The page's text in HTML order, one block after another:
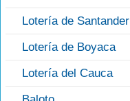
Lotería de Santander
Lotería de Boyaca
Lotería del Cauca